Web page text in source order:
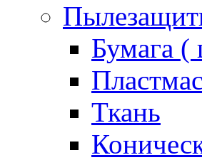
Бумага (
Ткань